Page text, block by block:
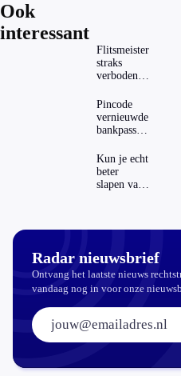
Ook
interessant
Flitsmeister
straks
verboden?
regels in
Nederland
en het
buitenland
Pincode
vernieuwde
bankpassen
ING-app:
is dat wel
veilig?
Kun je echt
beter
slapen van
Radar nieuwsbrief
Ontvang het laatste nieuws
vandaag nog in voor onze
E-mailadres: